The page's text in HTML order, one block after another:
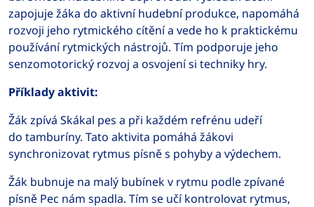
zapojuje žáka do aktivní hudební produkce, napomáhá
rozvoji jeho rytmického cítění a vede ho k praktickému
používání rytmických nástrojů. Tím podporuje jeho
senzomotorický rozvoj a osvojení si techniky hry.
Příklady aktivit:
Žák zpívá Skákal pes a při každém refrénu udeří
do tamburíny. Tato aktivita pomáhá žákovi
synchronizovat rytmus písně s pohyby a výdechem.
Žák bubnuje na malý bubínek v rytmu podle zpívané
písně Pec nám spadla. Tím se učí kontrolovat rytmus,